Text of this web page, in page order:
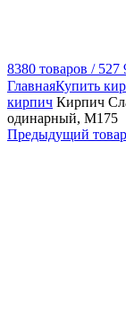
8380 товаров / 527
ГлавнаяКупить
кирпич Кирпич
одинарный, М175
Предыдущий товар